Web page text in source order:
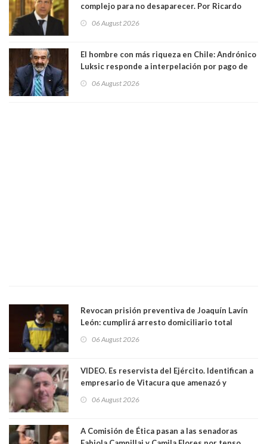
complejo para no desaparecer. Por Ricardo
06 August 2026
El hombre con más riqueza en Chile: Andrónico
Luksic responde a interpelación por pago de
día que me muera”
06 August 2026
Revocan prisión preventiva de Joaquín Lavín
León: cumplirá arresto domiciliario total
06 August 2026
VIDEO. Es reservista del Ejército. Identifican a
empresario de Vitacura que amenazó y
al "ring raja". Se trata de Andrés Arrieta y la
06 August 2026
A Comisión de Ética pasan a las senadoras